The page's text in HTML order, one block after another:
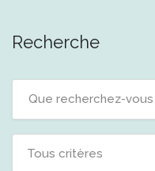
Recherche
Tous critères